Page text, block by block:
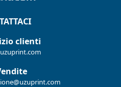
clienti